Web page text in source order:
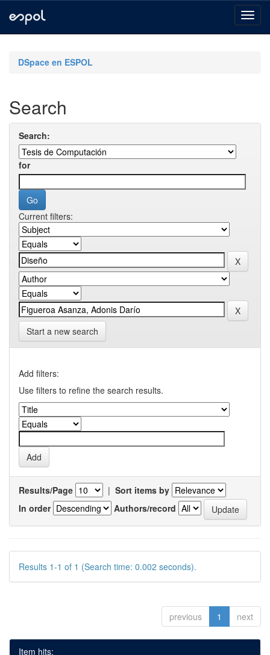
navigationDSpace en ESPOL
Search
Search:
for
Current filters:
Start a new search
Add filters:
Use filters to refine the search results.
Results/Page | Sort items by
In order
Authors/record
Results 1-1 of 1 (Search time: 0.002 seconds).
previous 1 next
Item hits: